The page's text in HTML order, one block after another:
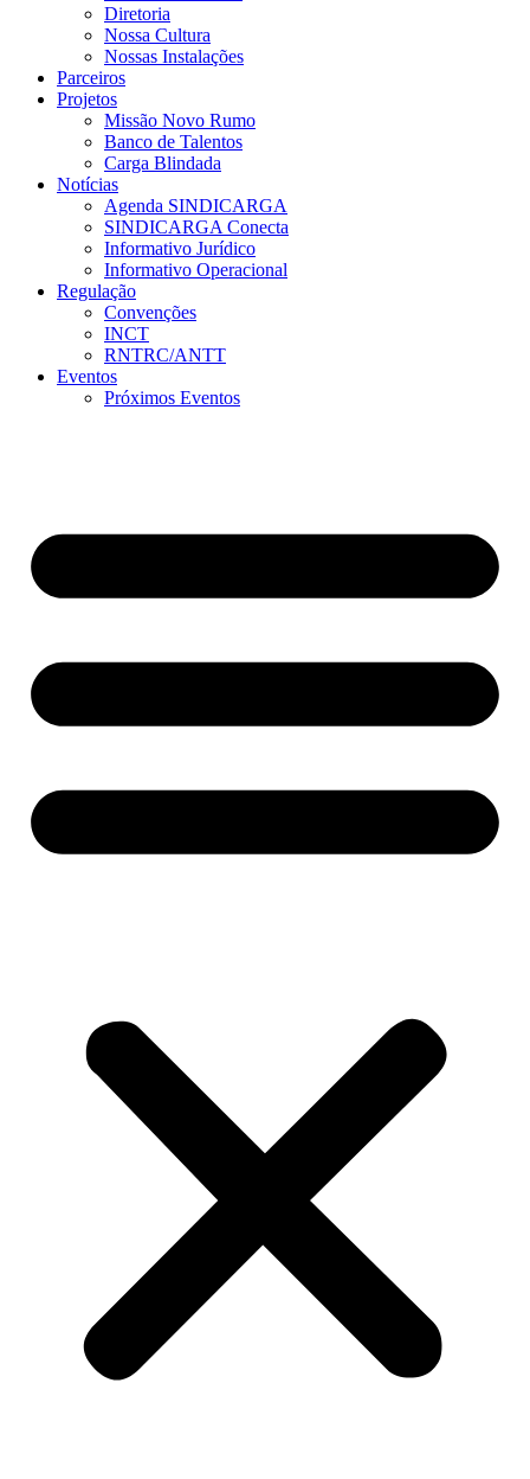
Diretoria
Nossa Cultura
Nossas Instalações
Parceiros
Projetos
Missão Novo Rumo
Banco de Talentos
Carga Blindada
Notícias
Agenda SINDICARGA
SINDICARGA Conecta
Informativo Jurídico
Informativo Operacional
Regulação
Convenções
INCT
RNTRC/ANTT
Eventos
Próximos Eventos